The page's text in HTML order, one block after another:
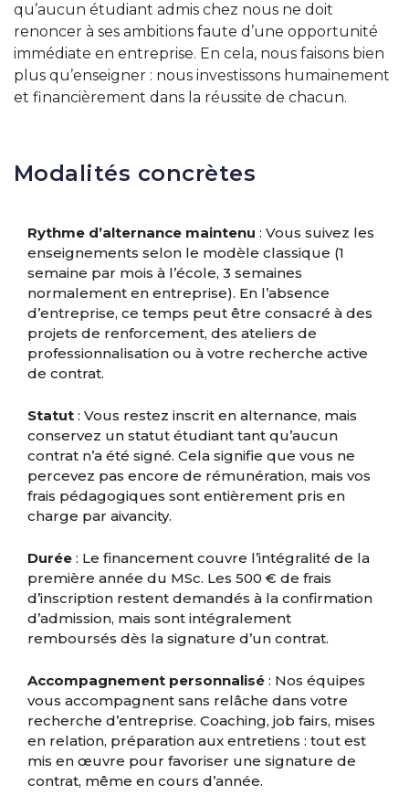
qu’aucun étudiant admis chez nous ne doit
renoncer à ses ambitions faute d’une opportunité
immédiate en entreprise. En cela, nous faisons bien
plus qu’enseigner : nous investissons humainement
et financièrement dans la réussite de chacun.
Modalités concrètes
Rythme d’alternance maintenu : Vous suivez les
enseignements selon le modèle classique (1
semaine par mois à l’école, 3 semaines
normalement en entreprise). En l’absence
d’entreprise, ce temps peut être consacré à des
projets de renforcement, des ateliers de
professionnalisation ou à votre recherche active
de contrat.
Statut : Vous restez inscrit en alternance, mais
conservez un statut étudiant tant qu’aucun
contrat n’a été signé. Cela signifie que vous ne
percevez pas encore de rémunération, mais vos
frais pédagogiques sont entièrement pris en
charge par aivancity.
Durée : Le financement couvre l’intégralité de la
première année du MSc. Les 500 € de frais
d’inscription restent demandés à la confirmation
d’admission, mais sont intégralement
remboursés dès la signature d’un contrat.
Accompagnement personnalisé : Nos équipes
vous accompagnent sans relâche dans votre
recherche d’entreprise. Coaching, job fairs, mises
en relation, préparation aux entretiens : tout est
mis en œuvre pour favoriser une signature de
contrat, même en cours d’année.